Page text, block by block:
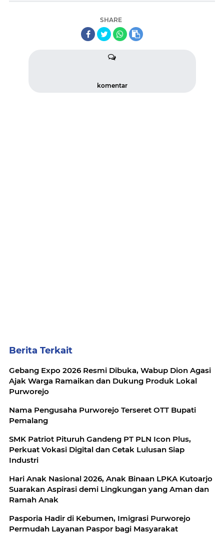
SHARE
komentar
Berita Terkait
Gebang Expo 2026 Resmi Dibuka, Wabup Dion Agasi
Ajak Warga Ramaikan dan Dukung Produk Lokal
Purworejo
Nama Pengusaha Purworejo Terseret OTT Bupati
Pemalang
SMK Patriot Pituruh Gandeng PT PLN Icon Plus,
Perkuat Vokasi Digital dan Cetak Lulusan Siap
Industri
Hari Anak Nasional 2026, Anak Binaan LPKA Kutoarjo
Suarakan Aspirasi demi Lingkungan yang Aman dan
Ramah Anak
Pasporia Hadir di Kebumen, Imigrasi Purworejo
Permudah Layanan Paspor bagi Masyarakat